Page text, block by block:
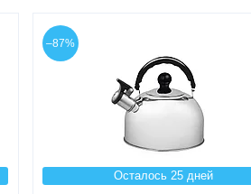
–87%
Осталось 25 дней